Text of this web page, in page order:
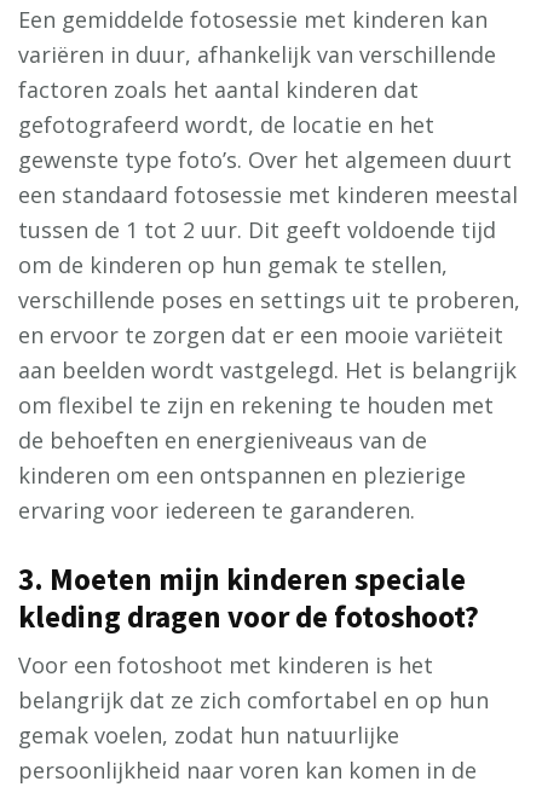
Een gemiddelde fotosessie met kinderen kan
variëren in duur, afhankelijk van verschillende
factoren zoals het aantal kinderen dat
gefotografeerd wordt, de locatie en het
gewenste type foto’s. Over het algemeen duurt
een standaard fotosessie met kinderen meestal
tussen de 1 tot 2 uur. Dit geeft voldoende tijd
om de kinderen op hun gemak te stellen,
verschillende poses en settings uit te proberen,
en ervoor te zorgen dat er een mooie variëteit
aan beelden wordt vastgelegd. Het is belangrijk
om flexibel te zijn en rekening te houden met
de behoeften en energieniveaus van de
kinderen om een ontspannen en plezierige
ervaring voor iedereen te garanderen.
3. Moeten mijn kinderen speciale
kleding dragen voor de fotoshoot?
Voor een fotoshoot met kinderen is het
belangrijk dat ze zich comfortabel en op hun
gemak voelen, zodat hun natuurlijke
persoonlijkheid naar voren kan komen in de